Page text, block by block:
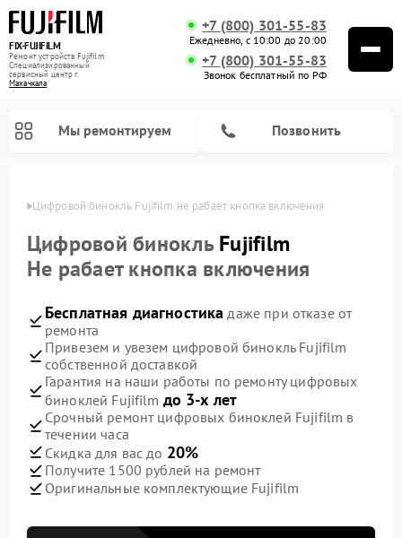
FIX-FUJIFILM
Ремонт устройств Fujifilm
Специализированный
cервисный центр г.
Махачкала
+7 (800) 301-55-83
Ежедневно, с 10:00 до 20:00
+7 (800) 301-55-83
Звонок бесплатный по РФ
Мы ремонтируем Позвонить
Цифровой бинокль Fujifilm не рабает кнопка включения
Цифровой бинокльFujifilm
Не рабает кнопка включения
Бесплатная диагностика даже при отказе от
ремонта
Привезем и увезем цифровой бинокль Fujifilm
собственной доставкой
Гарантия на наши работы по ремонту цифровых
биноклей Fujifilm до 3-х лет
Срочный ремонт цифровых биноклей Fujifilm в
течении часа
Скидка для вас до 20%
Получите 1500 рублей на ремонт
Оригинальные комплектующие Fujifilm